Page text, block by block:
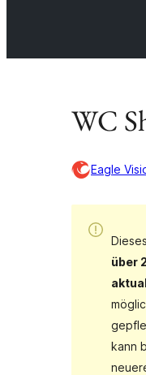
WC
Eagle
über
kann